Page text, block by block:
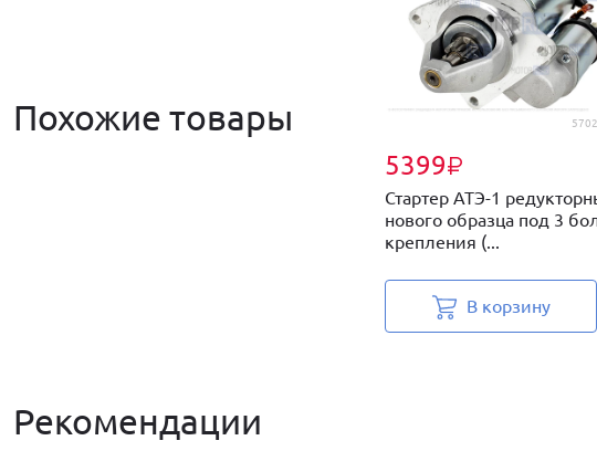
Похожие товары
5399₽
Стартер АТЭ-1
нового образца под 3
крепления (...
В корзину
Рекомендации